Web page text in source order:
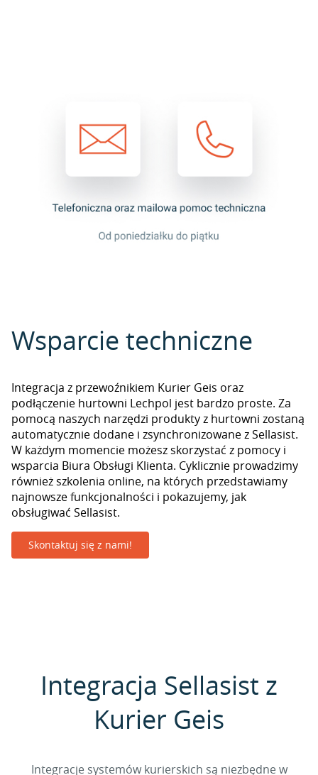
Wsparcie techniczne
Integracja z przewoźnikiem Kurier Geis oraz
podłączenie hurtowni Lechpol jest bardzo proste. Za
pomocą naszych narzędzi produkty z hurtowni zostaną
automatycznie dodane i zsynchronizowane z Sellasist.
W każdym momencie możesz skorzystać z pomocy i
wsparcia Biura Obsługi Klienta. Cyklicznie prowadzimy
również szkolenia online, na których przedstawiamy
najnowsze funkcjonalności i pokazujemy, jak
obsługiwać Sellasist.
Skontaktuj się z nami!
Integracja Sellasist z
Kurier Geis
Integracje systemów kurierskich są niezbędne w